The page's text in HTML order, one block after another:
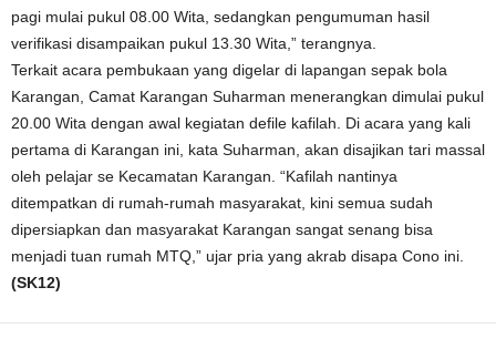
pagi mulai pukul 08.00 Wita, sedangkan pengumuman hasil
verifikasi disampaikan pukul 13.30 Wita,” terangnya.
Terkait acara pembukaan yang digelar di lapangan sepak bola
Karangan, Camat Karangan Suharman menerangkan dimulai pukul
20.00 Wita dengan awal kegiatan defile kafilah. Di acara yang kali
pertama di Karangan ini, kata Suharman, akan disajikan tari massal
oleh pelajar se Kecamatan Karangan. “Kafilah nantinya
ditempatkan di rumah-rumah masyarakat, kini semua sudah
dipersiapkan dan masyarakat Karangan sangat senang bisa
menjadi tuan rumah MTQ,” ujar pria yang akrab disapa Cono ini.
(SK12)